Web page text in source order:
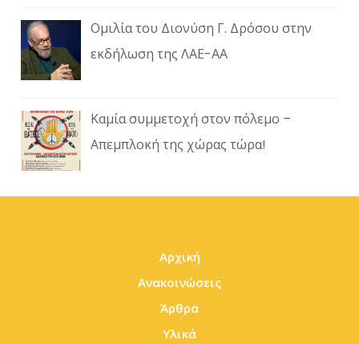
Ομιλία του Διονύση Γ. Δρόσου στην
εκδήλωση της ΛΑΕ-ΑΑ
Καμία συμμετοχή στον πόλεμο –
Απεμπλοκή της χώρας τώρα!
Αρχική
Ανακοινώσεις
Άρθρα
Υλικά